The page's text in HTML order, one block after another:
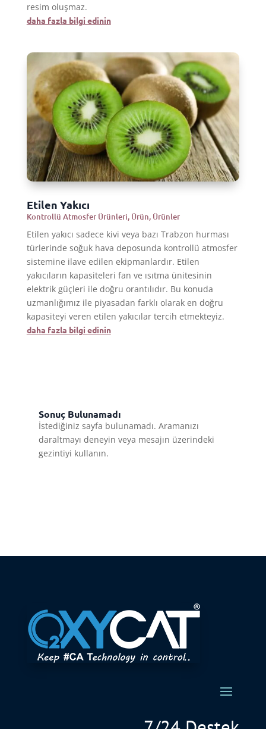
resim oluşmaz.
daha fazla bilgi edinin
Etilen Yakıcı
Kontrollü Atmosfer Ürünleri, Ürün, Ürünler
Etilen yakıcı sadece kivi veya bazı Trabzon hurması
türlerinde soğuk hava deposunda kontrollü atmosfer
sistemine ilave edilen ekipmanlardır. Etilen
yakıcıların kapasiteleri fan ve ısıtma ünitesinin
elektrik güçleri ile doğru orantılıdır. Bu konuda
uzmanlığımız ile piyasadan farklı olarak en doğru
kapasiteyi veren etilen yakıcılar tercih etmekteyiz.
daha fazla bilgi edinin
Sonuç Bulunamadı
İstediğiniz sayfa bulunamadı. Aramanızı
daraltmayı deneyin veya mesajın üzerindeki
gezintiyi kullanın.